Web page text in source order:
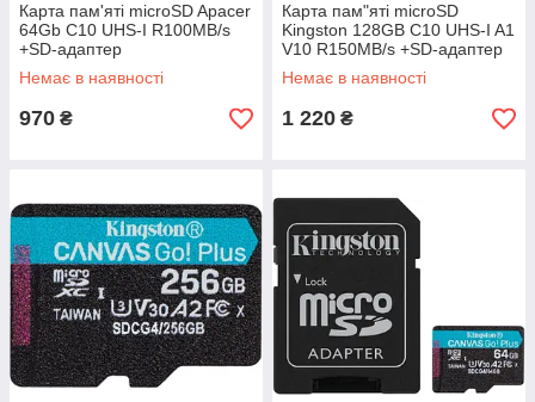
Карта пам'яті microSD Apacer
64Gb C10 UHS-I R100MB/s
+SD-адаптер
(AP64GMCSX10UB-R) (код
152466)
Немає в наявності
970 ₴
Карта пам"яті microSD
Kingston 128GB C10 UHS-I A1
V10 R150MB/s +SD-адаптер
(SDCS3/128GB) (код 152487)
Немає в наявності
1 220 ₴